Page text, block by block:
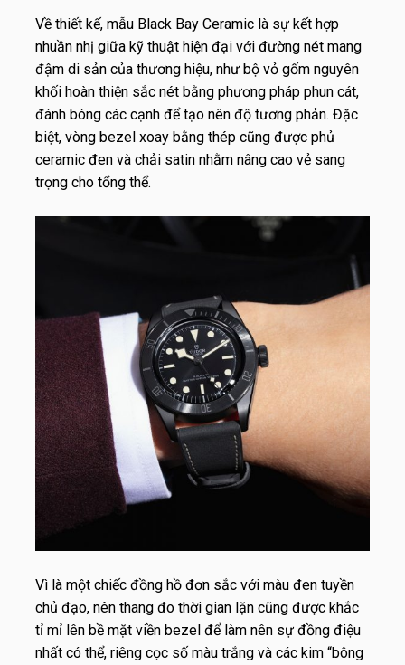
Về thiết kế, mẫu Black Bay Ceramic là sự kết hợp
nhuần nhị giữa kỹ thuật hiện đại với đường nét mang
đậm di sản của thương hiệu, như bộ vỏ gốm nguyên
khối hoàn thiện sắc nét bằng phương pháp phun cát,
đánh bóng các cạnh để tạo nên độ tương phản. Đặc
biệt, vòng bezel xoay bằng thép cũng được phủ
ceramic đen và chải satin nhằm nâng cao vẻ sang
trọng cho tổng thể.
Vì là một chiếc đồng hồ đơn sắc với màu đen tuyền
chủ đạo, nên thang đo thời gian lặn cũng được khắc
tỉ mỉ lên bề mặt viền bezel để làm nên sự đồng điệu
nhất có thể, riêng cọc số màu trắng và các kim “bông